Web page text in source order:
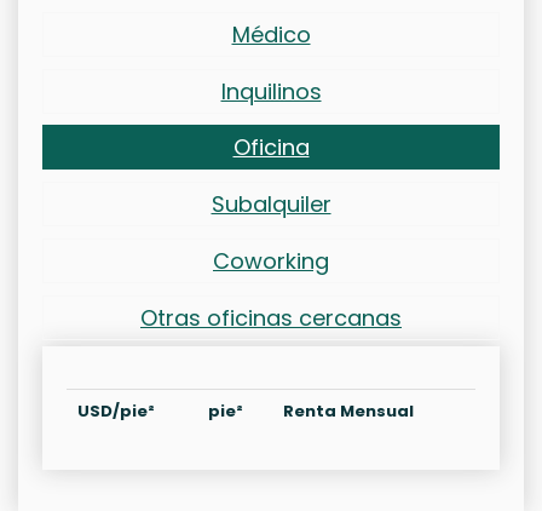
Médico
Inquilinos
Oficina
Subalquiler
Coworking
Otras oficinas cercanas
USD/pie² pie² Renta Mensual